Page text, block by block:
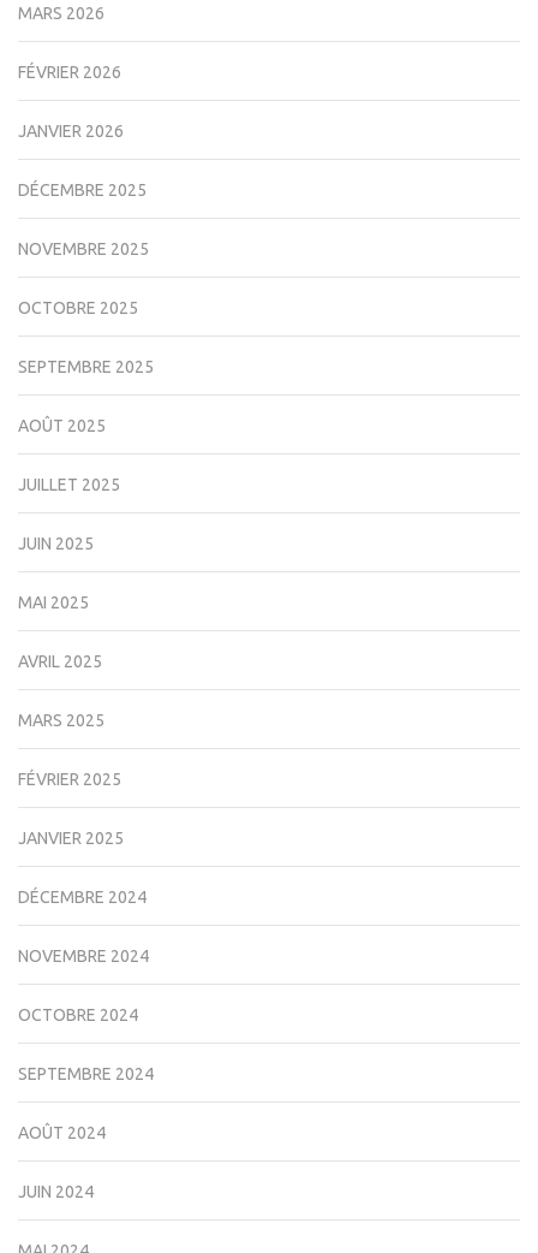
MARS 2026
FÉVRIER 2026
JANVIER 2026
DÉCEMBRE 2025
NOVEMBRE 2025
OCTOBRE 2025
SEPTEMBRE 2025
AOÛT 2025
JUILLET 2025
JUIN 2025
MAI 2025
AVRIL 2025
MARS 2025
FÉVRIER 2025
JANVIER 2025
DÉCEMBRE 2024
NOVEMBRE 2024
OCTOBRE 2024
SEPTEMBRE 2024
AOÛT 2024
JUIN 2024